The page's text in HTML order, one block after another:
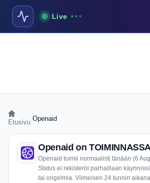
Live
Etusivu Openaid
Openaid on
Openaid toimii normaalisti tänään (6
Status ei rekisteröi parhaillaan
tai ongelmia. Viimeisen 24 tunnin